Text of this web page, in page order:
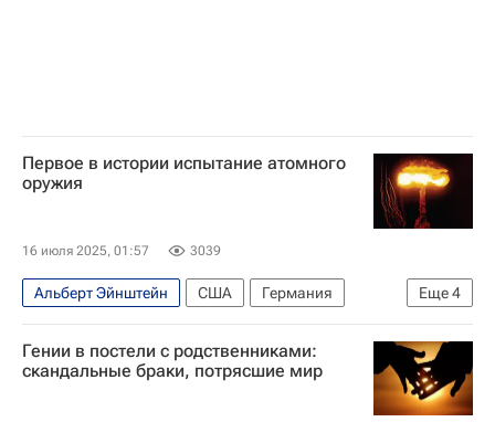
Первое в истории испытание атомного
оружия
16 июля 2025, 01:57 3039
Еще4
Альберт Эйнштейн США
Германия
Нью-Мексико
Франклин Рузвельт
Эдвард Теллер
Справки
Гении в постели с родственниками:
скандальные браки, потрясшие мир